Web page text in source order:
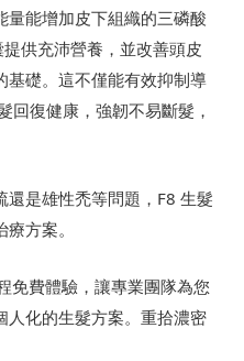
能增加皮下組織的三磷酸
供充沛營養，並改善頭皮
基礎。這不僅能有效抑制導
回復健康，強韌不易斷髮，
是雄性禿等問題，F8 生髮
方案。
免費體驗，讓專業團隊為您
人化的生髮方案。重拾濃密